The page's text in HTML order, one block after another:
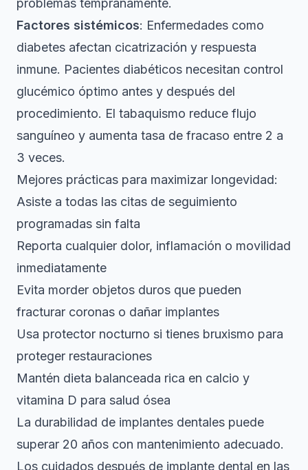
problemas tempranamente.
Factores sistémicos: Enfermedades como
diabetes afectan cicatrización y respuesta
inmune. Pacientes diabéticos necesitan control
glucémico óptimo antes y después del
procedimiento. El tabaquismo reduce flujo
sanguíneo y aumenta tasa de fracaso entre 2 a
3 veces.
Mejores prácticas para maximizar longevidad:
Asiste a todas las citas de seguimiento
programadas sin falta
Reporta cualquier dolor, inflamación o movilidad
inmediatamente
Evita morder objetos duros que pueden
fracturar coronas o dañar implantes
Usa protector nocturno si tienes bruxismo para
proteger restauraciones
Mantén dieta balanceada rica en calcio y
vitamina D para salud ósea
La durabilidad de implantes dentales puede
superar 20 años con mantenimiento adecuado.
Los cuidados después de implante dental en las